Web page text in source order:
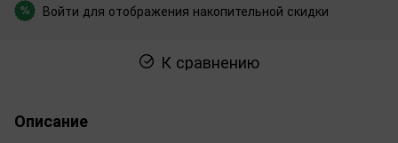
% Войти для отображения накопительной скидки
К сравнению
Описание